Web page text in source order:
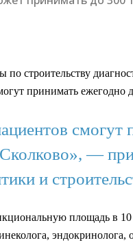
по строительству
принимать ежегодно
—
и
площадь в